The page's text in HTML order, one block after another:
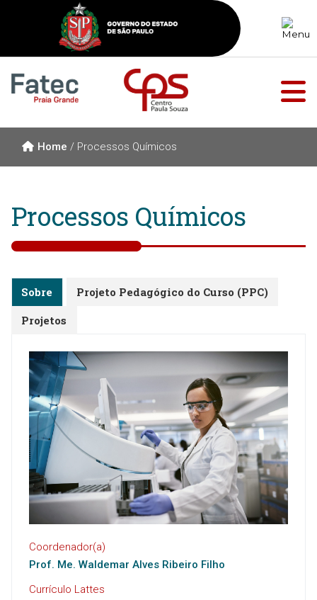
Home / Processos Químicos
Processos Químicos
Sobre
Projeto Pedagógico do Curso (PPC)
Projetos
Coordenador(a)
Prof. Me. Waldemar Alves Ribeiro Filho
Currículo Lattes